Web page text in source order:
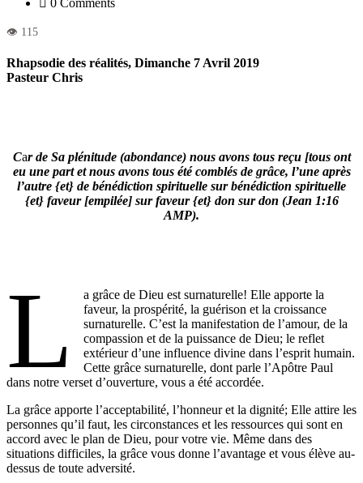
Rhapsodie des réalités, Dimanche 7 Avril 2019
Pasteur Chris
Car de Sa plénitude (abondance) nous avons tous reçu [tous ont
eu une part et nous avons tous été comblés de grâce, l’une après
l’autre {et} de bénédiction spirituelle sur bénédiction spirituelle
{et} faveur [empilée] sur faveur {et} don sur don (Jean 1:16
AMP).
L
a grâce de Dieu est surnaturelle! Elle apporte la
faveur, la prospérité, la guérison et la croissance
surnaturelle. C’est la manifestation de l’amour, de la
compassion et de la puissance de Dieu; le reflet
extérieur d’une influence divine dans l’esprit humain.
Cette grâce surnaturelle, dont parle l’Apôtre Paul
dans notre verset d’ouverture, vous a été accordée.
La grâce apporte l’acceptabilité, l’honneur et la dignité; Elle attire les
personnes qu’il faut, les circonstances et les ressources qui sont en
accord avec le plan de Dieu, pour votre vie. Même dans des
situations difficiles, la grâce vous donne l’avantage et vous élève au-
dessus de toute adversité.